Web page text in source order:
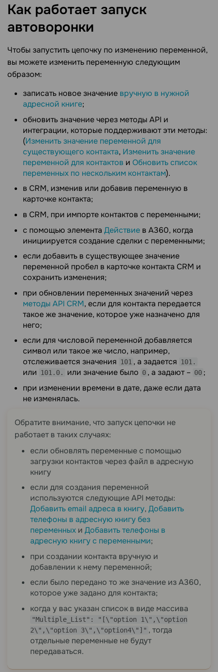
Как работает запуск
автоворонки
Чтобы запустить цепочку по изменению переменной,
вы можете изменить переменную следующим
образом:
записать новое значение вручную в нужной
адресной книге;
обновить значение через методы API и
интеграции, которые поддерживают эти методы:
(Изменить значение переменной для
существующего контакта, Изменить значение
переменной для контактов и Обновить список
переменных по нескольким контактам).
в CRM, изменив или добавив переменную в
карточке контакта;
в CRM, при импорте контактов с переменными;
с помощью элемента Действие в А360, когда
инициируется создание сделки с переменными;
если добавить в существующее значение
переменной пробел в карточке контакта CRM и
сохранить изменения;
при обновлении переменных значений через
методы API CRM, если для контакта передается
такое же значение, которое уже назначено для
него;
если для числовой переменной добавляется
символ или такое же число, например,
отслеживается значения 101 , а задается 101.
или 101.0. или значение было 0 , а задают – 00 ;
при изменении времени в дате, даже если дата
не изменялась.
Обратите внимание, что запуск цепочки не
работает в таких случаях:
если обновлять переменные с помощью
загрузки контактов через файл в адресную
книгу
если для создания переменной
используются следующие API методы:
Добавить email адреса в книгу, Добавить
телефоны в адресную книгу без
переменных и Добавить телефоны в
адресную книгу с переменными;
при создании контакта вручную и
добавлении к нему переменной;
если было передано то же значение из А360,
которое уже задано для контакта;
когда у вас указан список в виде массива
"Multiple_List": "[\"option 1\",\"option
2\",\"option 3\",\"option4\"]" , тогда
отдельные переменные не будут
передаваться.